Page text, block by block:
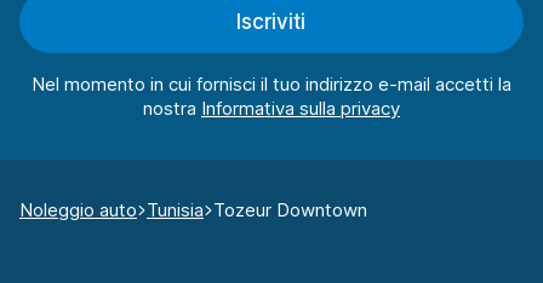
Iscriviti
Nel momento in cui fornisci il tuo indirizzo e-mail accetti la
nostra
Noleggio auto Tunisia Tozeur Downtown